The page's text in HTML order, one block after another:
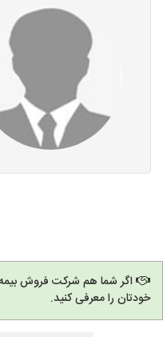
اگر شما هم شرکت فروش
خودتان را معرفی کنید.